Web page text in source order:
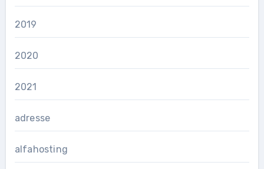
2019
2020
2021
adresse
alfahosting